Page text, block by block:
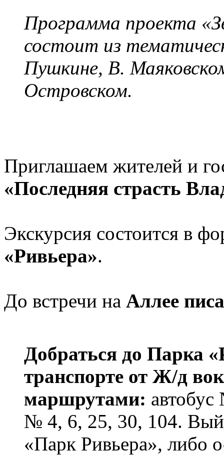
Программа проекта
состоит из
Пушкине, В.
Островском.
Приглашаем жителей и
«Последняя страсть
Экскурсия состоится в
«Ривьера».
До встречи на Аллее
Добраться до Парка
транспорте от Ж/д
маршрутами:
№ 4, 6, 25, 30, 104.
«Парк Ривьера», либо